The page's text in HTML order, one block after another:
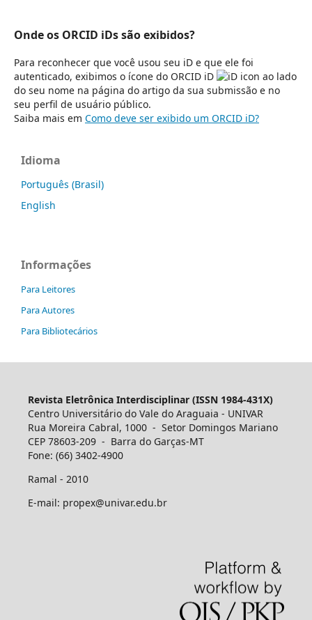
Onde os ORCID iDs são exibidos?
Para reconhecer que você usou seu iD e que ele foi
autenticado, exibimos o ícone do ORCID iD
ao lado
do seu nome na página do artigo da sua submissão e no
seu perfil de usuário público.
Saiba mais em Como deve ser exibido um ORCID iD?
Idioma
Português (Brasil)
English
Informações
Para Leitores
Para Autores
Para Bibliotecários
Revista Eletrônica Interdisciplinar (ISSN 1984-431X)
Centro Universitário do Vale do Araguaia - UNIVAR
Rua Moreira Cabral, 1000 - Setor Domingos Mariano
CEP 78603-209 - Barra do Garças-MT
Fone: (66) 3402-4900
Ramal - 2010
E-mail: propex@univar.edu.br